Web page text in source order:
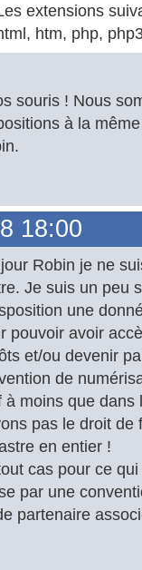
extensions
htm, php,
souris ! Nous
à la
18:00
Robin je ne
Je suis un peu
une
pouvoir avoir
et/ou devenir
de
à moins que
pas le droit de
en entier !
cas pour ce
par une
partenaire